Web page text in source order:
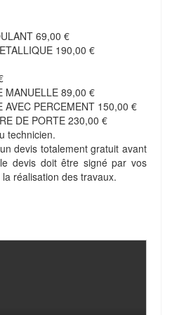
69,00 €
190,00 €
MANUELLE 89,00 €
AVEC PERCEMENT 150,00 €
DE PORTE 230,00 €
technicien.
devis totalement gratuit avant
devis doit être signé par vos
réalisation des travaux.